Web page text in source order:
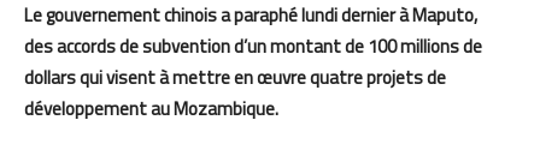
Le gouvernement chinois a paraphé lundi dernier à Maputo,
des accords de subvention d’un montant de 100 millions de
dollars qui visent à mettre en œuvre quatre projets de
développement au Mozambique.